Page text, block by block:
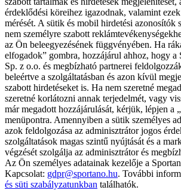
érdeklődési köreihez igazodnak, valamint
mérését. A sütik és mobil hirdetési azonosítók
nem személyre szabott
az Ön beleegyezésének függvényében. Ha
elfogadok” gombra, hozzájárul ahhoz, hogy
Sp. z o.o. és megbízható partnerei
beleértve a szolgáltatásban és azon kívül
szabott hirdetéseket is. Ha nem szeretné
szeretné korlátozni annak terjedelmét, vagy
már megadott hozzájárulását, kérjük, lépjen a
menüpontra. Amennyiben a sütik személyes
azok feldolgozása az adminisztrátor jogos
szolgáltatások magas szintű nyújtását és a
végzését szolgálja az adminisztrátor és
Az Ön személyes adatainak kezelője a
Kapcsolat: gdpr@sportano.hu. További
és süti szabályzatunkban találhatók.